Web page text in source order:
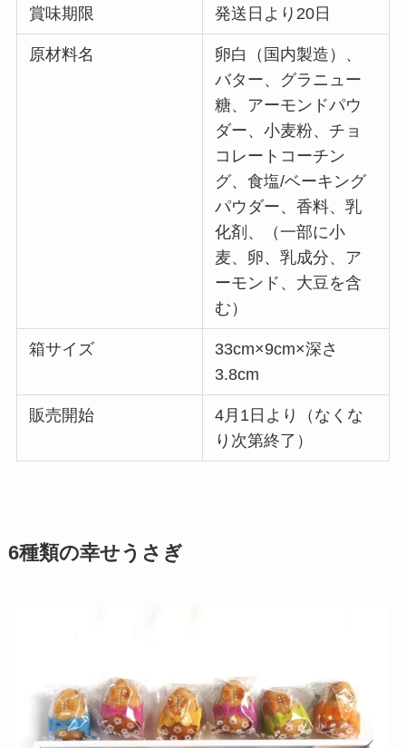
賞味期限 発送日より20日
原材料名
卵白（国内製造）、
バター、グラニュー
糖、アーモンドパウ
ダー、小麦粉、チョ
コレートコーチン
グ、食塩/ベーキング
パウダー、香料、乳
化剤、（一部に小
麦、卵、乳成分、ア
ーモンド、大豆を含
む）
箱サイズ
33cm×9cm×深さ
3.8cm
販売開始
4月1日より（なくな
り次第終了）
6種類の幸せうさぎ